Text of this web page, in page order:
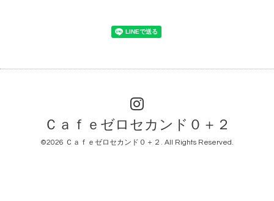
Ｃａｆｅゼロセカンド０＋２
©2026 Ｃａｆｅゼロセカンド０＋２ . All Rights Reserved.